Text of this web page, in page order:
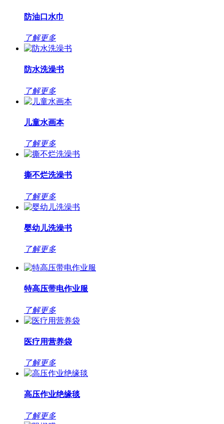
防油口水巾
了解更多
防水洗澡书
了解更多
儿童水画本
了解更多
撕不烂洗澡书
了解更多
婴幼儿洗澡书
了解更多
特高压带电作业服
了解更多
医疗用营养袋
了解更多
高压作业绝缘毯
了解更多